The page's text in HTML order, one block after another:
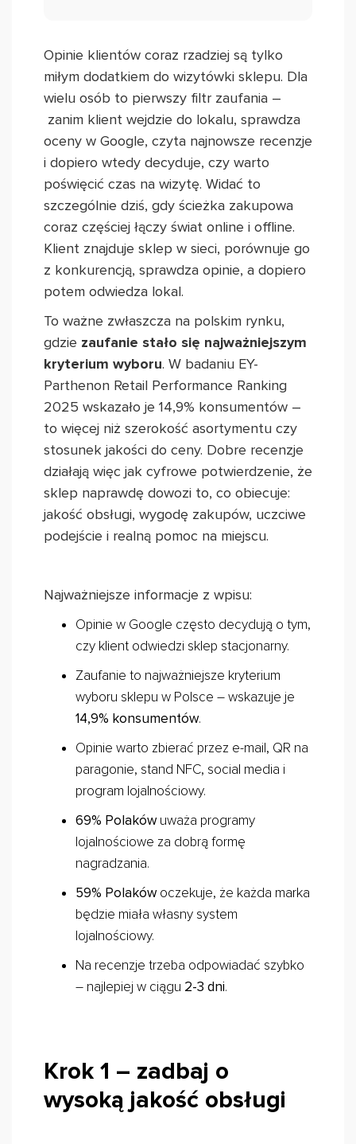
Opinie klientów coraz rzadziej są tylko
miłym dodatkiem do wizytówki sklepu. Dla
wielu osób to pierwszy filtr zaufania –
zanim klient wejdzie do lokalu, sprawdza
oceny w Google, czyta najnowsze recenzje
i dopiero wtedy decyduje, czy warto
poświęcić czas na wizytę. Widać to
szczególnie dziś, gdy ścieżka zakupowa
coraz częściej łączy świat online i offline.
Klient znajduje sklep w sieci, porównuje go
z konkurencją, sprawdza opinie, a dopiero
potem odwiedza lokal.
To ważne zwłaszcza na polskim rynku,
gdzie zaufanie stało się najważniejszym
kryterium wyboru. W badaniu EY-
Parthenon Retail Performance Ranking
2025 wskazało je 14,9% konsumentów –
to więcej niż szerokość asortymentu czy
stosunek jakości do ceny. Dobre recenzje
działają więc jak cyfrowe potwierdzenie, że
sklep naprawdę dowozi to, co obiecuje:
jakość obsługi, wygodę zakupów, uczciwe
podejście i realną pomoc na miejscu.
Najważniejsze informacje z wpisu:
Opinie w Google często decydują o tym,
czy klient odwiedzi sklep stacjonarny.
Zaufanie to najważniejsze kryterium
wyboru sklepu w Polsce – wskazuje je
14,9% konsumentów.
Opinie warto zbierać przez e-mail, QR na
paragonie, stand NFC, social media i
program lojalnościowy.
69% Polakówuważa programy
lojalnościowe za dobrą formę
nagradzania.
59% Polakówoczekuje, że każda marka
będzie miała własny system
lojalnościowy.
Na recenzje trzeba odpowiadać szybko
– najlepiej w ciągu 2-3 dni.
Krok 1 – zadbaj o
wysoką jakość obsługi